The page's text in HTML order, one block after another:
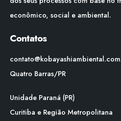
econômico, social e ambiental.
Contatos
Quatro Barras/PR
Unidade Paraná (PR)
Curitiba e Região Metropolitana